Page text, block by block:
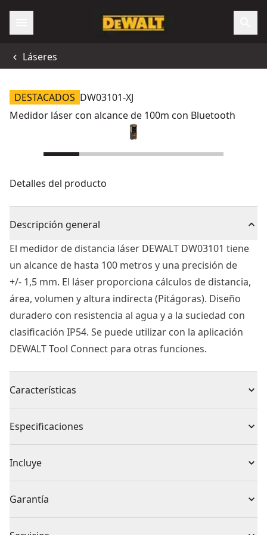
Láseres
DESTACADOS DW03101-XJ
Medidor láser con alcance de 100m con Bluetooth
Detalles del producto
Descripción general
El medidor de distancia láser DEWALT DW03101 tiene
un alcance de hasta 100 metros y una precisión de
+/- 1,5 mm. El láser proporciona cálculos de distancia,
área, volumen y altura indirecta (Pitágoras). Diseño
duradero con resistencia al agua y a la suciedad con
clasificación IP54. Se puede utilizar con la aplicación
DEWALT Tool Connect para otras funciones.
Características
medidor tendrá una variación en la precisión +/- 1mm
soportar condiciones extremas, caídas y golpes en el
lugar de trabajo
El medidor está diseñado con botones de gran
tamaño para evitar faltas de medidas
Especificaciones
Tipo de producto Láser de Medición de Distancia
Inalámbrico o con
cable
Incluye
1 x Bolsa para cinturón
Garantía